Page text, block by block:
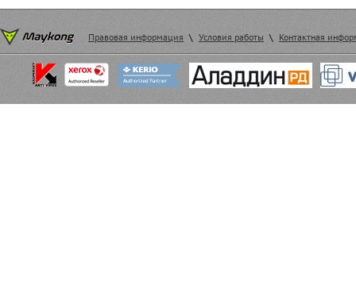
Правовая информация \ Условия работы \ Контактная